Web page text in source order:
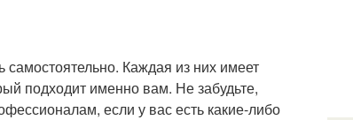
Каждая из них имеет
подходит именно вам. Не забудьте,
если у вас есть какие-либо